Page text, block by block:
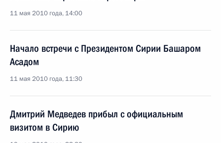
11 мая 2010 года, 14:00
Начало встречи с Президентом Сирии Башаром
Асадом
11 мая 2010 года, 11:30
Дмитрий Медведев прибыл с официальным
визитом в Сирию